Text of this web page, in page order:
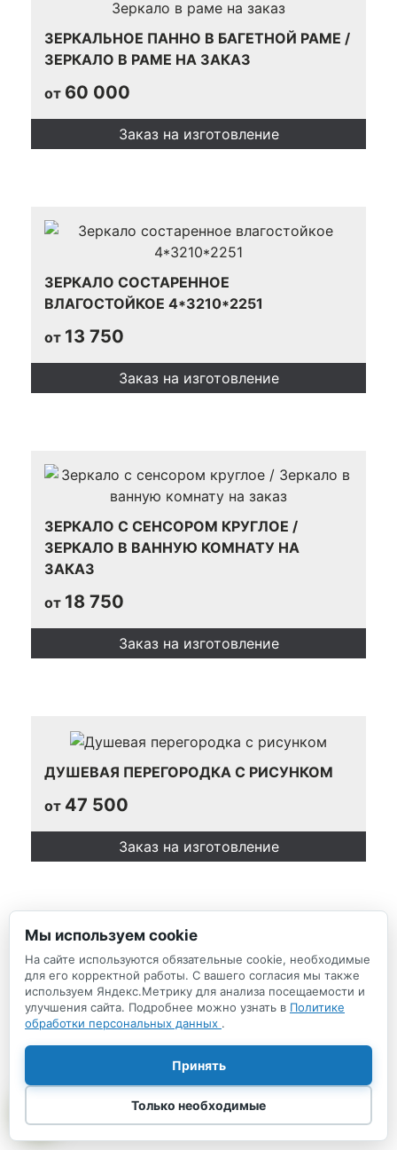
ЗЕРКАЛЬНОЕ ПАННО В БАГЕТНОЙ РАМЕ /
ЗЕРКАЛО В РАМЕ НА ЗАКАЗ
от 60 000
Заказ на изготовление
ЗЕРКАЛО СОСТАРЕННОЕ
ВЛАГОСТОЙКОЕ 4*3210*2251
от 13 750
Заказ на изготовление
ЗЕРКАЛО С СЕНСОРОМ КРУГЛОЕ /
ЗЕРКАЛО В ВАННУЮ КОМНАТУ НА
ЗАКАЗ
от 18 750
Заказ на изготовление
ДУШЕВАЯ ПЕРЕГОРОДКА С РИСУНКОМ
от 47 500
Заказ на изготовление
ДУШЕВОЙ УГОЛОК С РАЗДВИЖНЫМИ
ДВЕРЯМИ
от25 000
Заказ на изготовление
↑
Мы используем cookie
На сайте используются обязательные cookie, необходимые
для его корректной работы. С вашего согласия мы также
используем Яндекс.Метрику для анализа посещаемости и
улучшения сайта. Подробнее можно узнать в Политике
обработки персональных данных .
Только необходимые
Принять